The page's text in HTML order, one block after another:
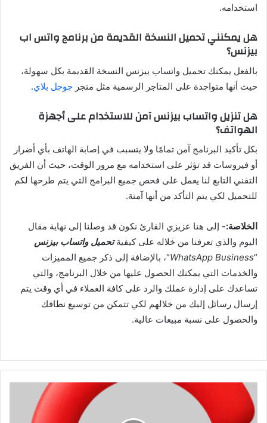
استخدامه.
هل يمكنني تحميل النسخة القديمة من برنامج واتس اب
بيزنس؟
بالفعل يمكنك تحميل واتساب بيزنس النسخة القديمة بكل سهولة،
حيث أنها متواجدة على المتاجر الرسمية مثل متجر جوجل بلاي.
هل تنزيل واتساب بيزنس آمن للاستخدام على أجهزة
الهواتف؟
بكل تأكيد البرنامج آمن تمامًا ولا يتسبب في إصابة الهاتف بأي أضرار
أو فيروسات قد تؤثر على استخدامه مع مرور الوقت، حيث أن الفريق
التقني التابع لنا يعمل على فحص جميع البرامج التي يتم طرحها لكم
للتحميل لكي يتم التأكد من أنها آمنة.
الخلاصة:- إلى هنا عزيزي القارئ نكون قد وصلنا إلى نهاية مقال
اليوم والذي تعرفنا من خلاله على كيفيةتحميل واتساب بيزنس
“
WhatsApp Business“، بالإضافة إلى ذكر جميع المميزات
والخدمات التي يمكنك الحصول عليها من خلال البرنامج، والتي
تساعدك على إدارة عملك والرد على كافة العملاء في أي وقت يتم
إرسال رسائل إليك من خلالهم لكي تتمكن من توسيع نطاقك
والحصول على نسبة مبيعات عالية.